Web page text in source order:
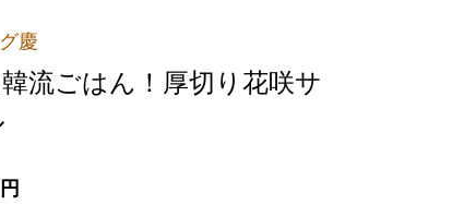
慶
流ごはん！厚切り花咲サ
円